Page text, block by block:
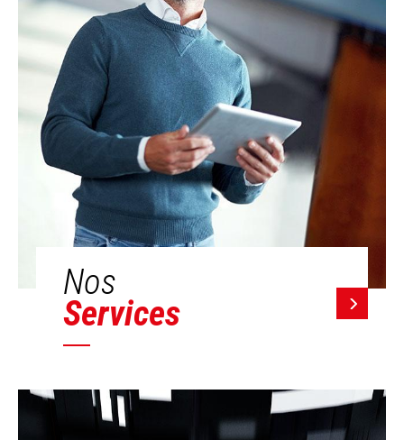
Nos
Services